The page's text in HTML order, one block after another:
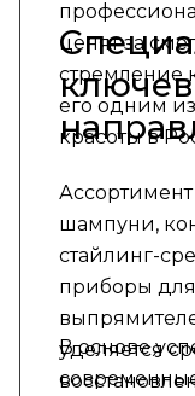
ценят за
стремление
его одним
красоты в
шампуни,
стайлинг-
приборы
уделяется
В основе